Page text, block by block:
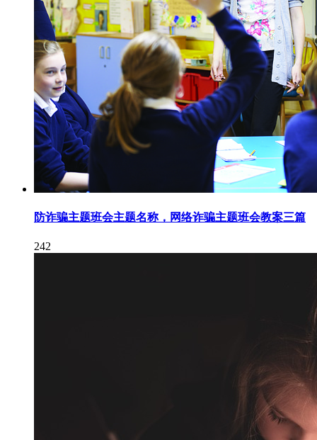
防诈骗主题班会主题名称，网络诈骗主题班会教案三篇
242